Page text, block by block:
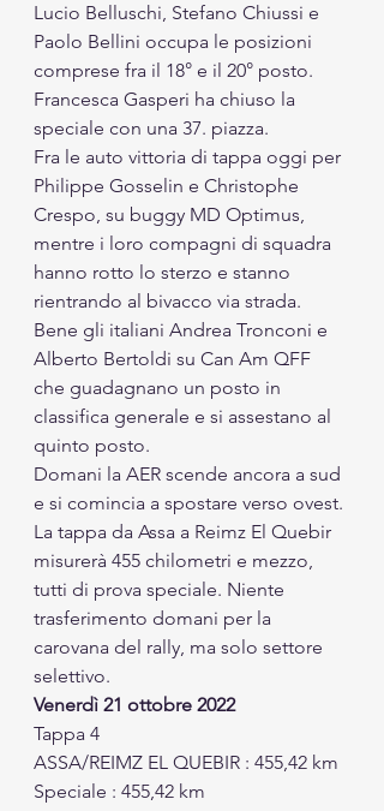
Lucio Belluschi, Stefano Chiussi e
Paolo Bellini occupa le posizioni
comprese fra il 18° e il 20° posto.
Francesca Gasperi ha chiuso la
speciale con una 37. piazza.
Fra le auto vittoria di tappa oggi per
Philippe Gosselin e Christophe
Crespo, su buggy MD Optimus,
mentre i loro compagni di squadra
hanno rotto lo sterzo e stanno
rientrando al bivacco via strada.
Bene gli italiani Andrea Tronconi e
Alberto Bertoldi su Can Am QFF
che guadagnano un posto in
classifica generale e si assestano al
quinto posto.
Domani la AER scende ancora a sud
e si comincia a spostare verso ovest.
La tappa da Assa a Reimz El Quebir
misurerà 455 chilometri e mezzo,
tutti di prova speciale. Niente
trasferimento domani per la
carovana del rally, ma solo settore
selettivo.
Venerdì 21 ottobre 2022
Tappa 4
ASSA/REIMZ EL QUEBIR : 455,42 km
Speciale : 455,42 km